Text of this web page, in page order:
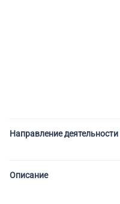
Направление деятельности
Описание